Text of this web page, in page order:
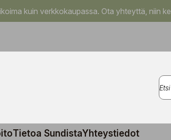
kuin verkkokaupassa. Ota yhteyttä, niin
Tietoa SundistaYhteystiedot